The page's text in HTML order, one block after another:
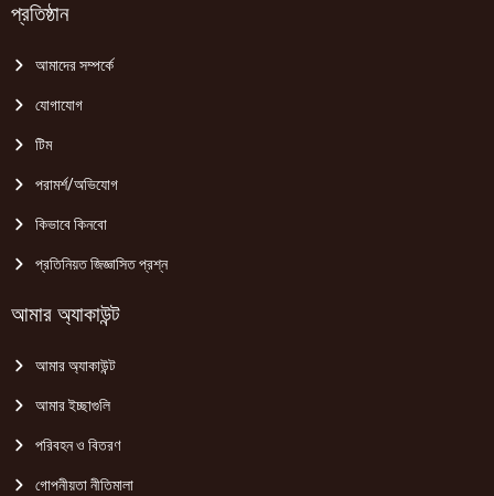
প্রতিষ্ঠান
আমাদের সম্পর্কে
যোগাযোগ
টিম
পরামর্শ/অভিযোগ
কিভাবে কিনবো
প্রতিনিয়ত জিজ্ঞাসিত প্রশ্ন
আমার অ্যাকাউন্ট
আমার অ্যাকাউন্ট
আমার ইচ্ছাগুলি
পরিবহন ও বিতরণ
গোপনীয়তা নীতিমালা